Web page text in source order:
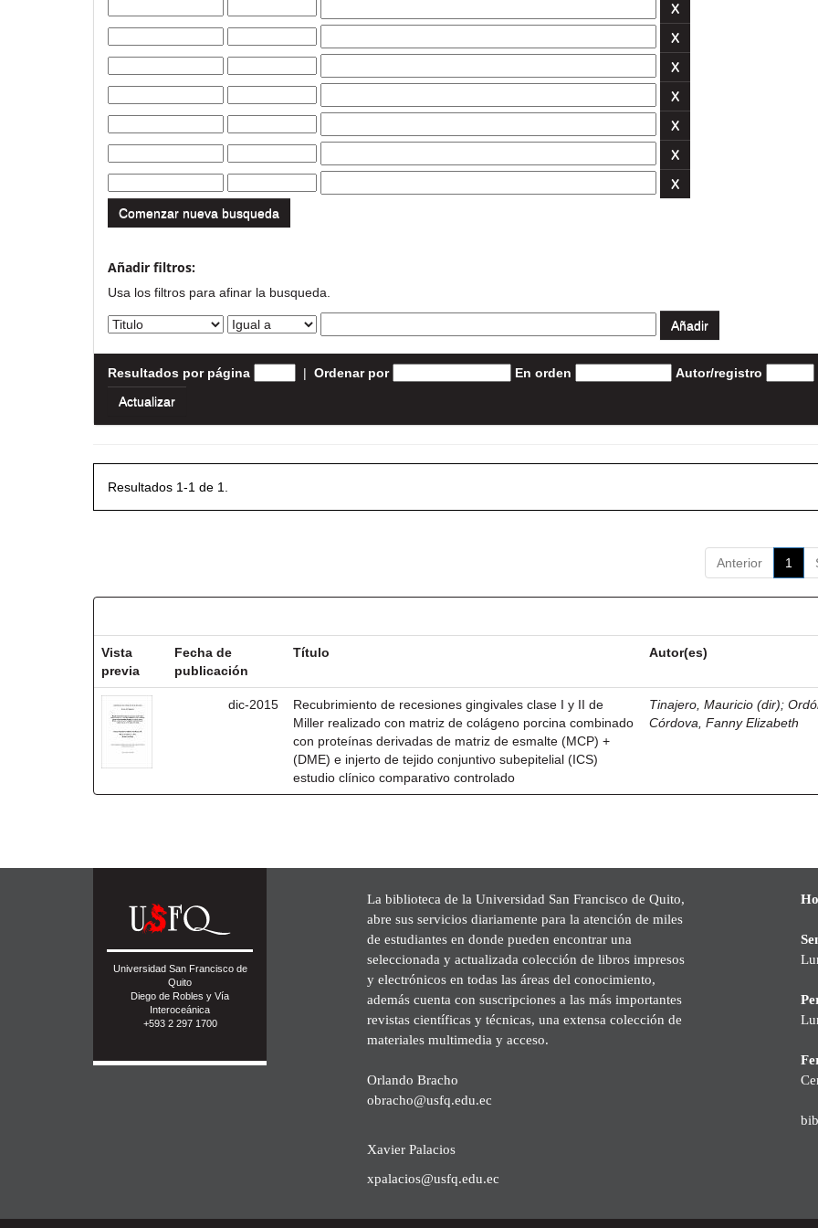
Comenzar nueva busqueda
Añadir filtros:
Usa los filtros para afinar la busqueda.
Resultados por página | Ordenar por En orden Autor/registro
Resultados 1-1 de 1.
Anterior 1
Vista
previa
Fecha de
publicación
Título Autor(es)
dic-2015
Recubrimiento de recesiones gingivales clase I y II de
Miller realizado con matriz de colágeno porcina combinado
con proteínas derivadas de matriz de esmalte (MCP) +
(DME) e injerto de tejido conjuntivo subepitelial (ICS)
estudio clínico comparativo controlado
Tinajero, Mauricio (dir);
Córdova, Fanny Elizabeth
Universidad San Francisco de
Quito
Diego de Robles y Vía
Interoceánica
+593 2 297 1700
La biblioteca de la Universidad San Francisco de Quito,
abre sus servicios diariamente para la atención de miles
de estudiantes en donde pueden encontrar una
seleccionada y actualizada colección de libros impresos
y electrónicos en todas las áreas del conocimiento,
además cuenta con suscripciones a las más importantes
revistas científicas y técnicas, una extensa colección de
materiales multimedia y acceso.
Orlando Bracho
obracho@usfq.edu.ec
Xavier Palacios
xpalacios@usfq.edu.ec